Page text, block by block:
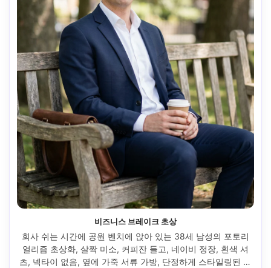
비즈니스 브레이크 초상
회사 쉬는 시간에 공원 벤치에 앉아 있는 38세 남성의 포토리
얼리즘 초상화, 살짝 미소, 커피잔 들고, 네이비 정장, 흰색 셔
츠, 넥타이 없음, 옆에 가죽 서류 가방, 단정하게 스타일링된 머